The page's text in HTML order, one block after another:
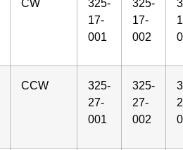
17-
001
17-
002
CCW
325-
27-
001
325-
27-
002